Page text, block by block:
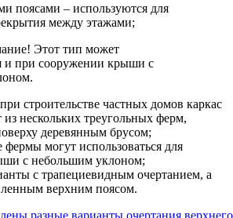
поясами – используются для
между этажами;
Этот тип может
и при сооружении крыши с
строительстве частных домов каркас
нескольких треугольных ферм,
деревянным брусом;
могут использоваться для
с небольшим уклоном;
с трапециевидным очертанием, а
верхним поясом.